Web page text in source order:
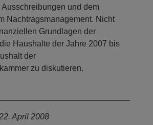
und dem
Nachtragsmanagement. Nicht
Grundlagen der
Haushalte der Jahre 2007 bis
der
zu diskutieren.
April 2008